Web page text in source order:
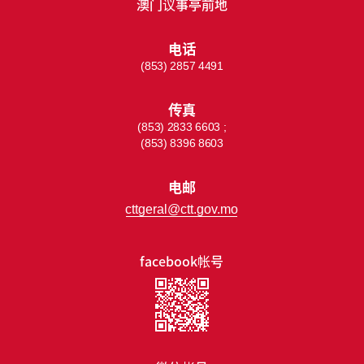
facebook帐号
澳门议事亭前地
电话
(853) 2857 4491
传真
(853) 2833 6603 ;
(853) 8396 8603
电邮
cttgeral@ctt.gov.mo